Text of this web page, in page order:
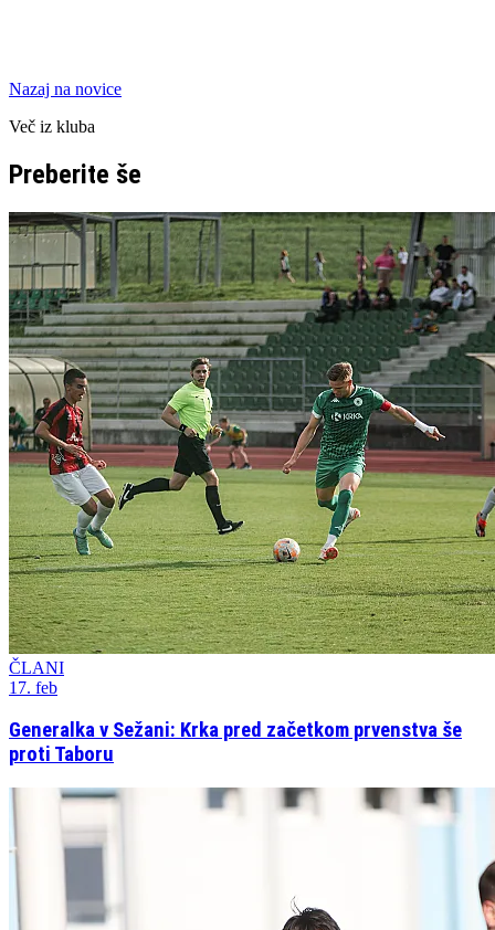
Nazaj na novice
Več iz kluba
Preberite še
ČLANI
17. feb
Generalka v Sežani: Krka pred začetkom prvenstva še
proti Taboru